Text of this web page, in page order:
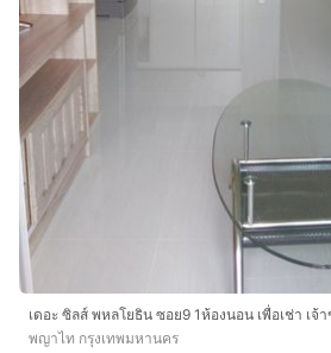
เดอะ ซิลส์ พหลโยธิน ซอย9 1ห้องนอน เพื่อเช่า เจ้า
พญาไท กรุงเทพมหานคร